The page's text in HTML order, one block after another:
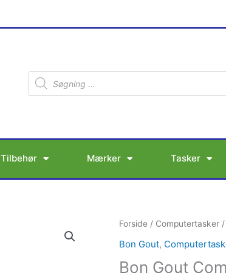
Products
search
Tilbehør Mærker Tasker
Forside / Computertasker /
Bon Gout,
Bon Gout
Bon
Computertaske
Sort